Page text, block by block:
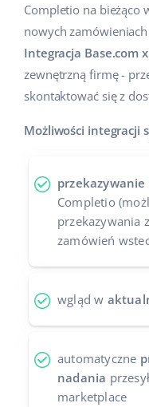
Completio na bieżąco
nowych
Integracja Base.com
zewnętrzną firmę -
skontaktować się z
Możliwości integracji
Completio
przekazywania
zamówień
wgląd w
automatyczne
nadania
marketplace